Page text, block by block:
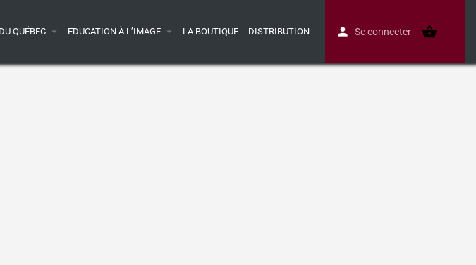
QUÉBEC EDUCATION À L’IMAGE LA BOUTIQUE DISTRIBUTION Se connecter